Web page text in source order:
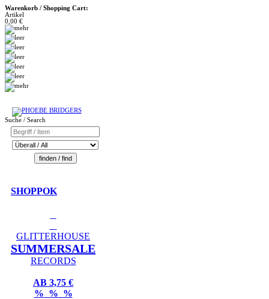
Warenkorb / Shopping Cart:
Artikel
0,00 €
Suche / Search
SHOPPOK
GLITTERHOUSE
SUMMERSALE
RECORDS
AB 3,75 €
% % %